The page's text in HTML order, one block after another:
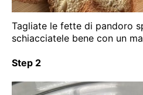
Tagliate le fette di pandoro
schiacciatele bene con un
Step 2